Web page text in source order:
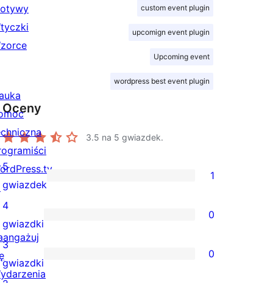
custom event plugin
upcomign event plugin
Upcoming event
wordpress best event plugin
Oceny
3.5 na 5 gwiazdek.
1
recenzja
5-
gwiazdkowa
5
gwiazdek
1
0
recenzji
4-
gwiazdkowych
4
gwiazdki
0
0
recenzji
3
gwiazdki
0